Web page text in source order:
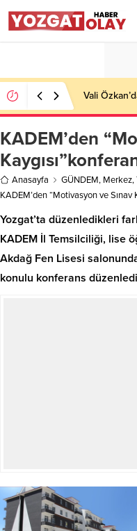
Vali
KADEM’den
Anasayfa GÜNDEM, Merkez,
KADEM’den “Motivasyon ve Sınav
Yozgat’ta düzenledikleri
KADEM İl Temsilciliği, lise
Akdağ Fen Lisesi
konulu konferans